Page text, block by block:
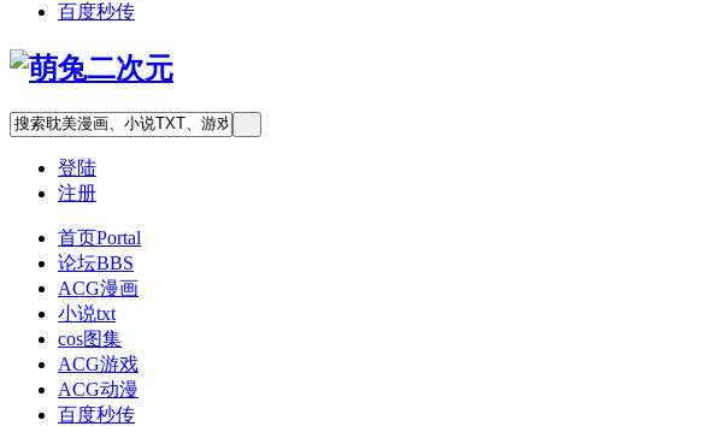
百度秒传
登陆
注册
首页Portal
论坛BBS
ACG漫画
小说txt
cos图集
ACG游戏
ACG动漫
百度秒传